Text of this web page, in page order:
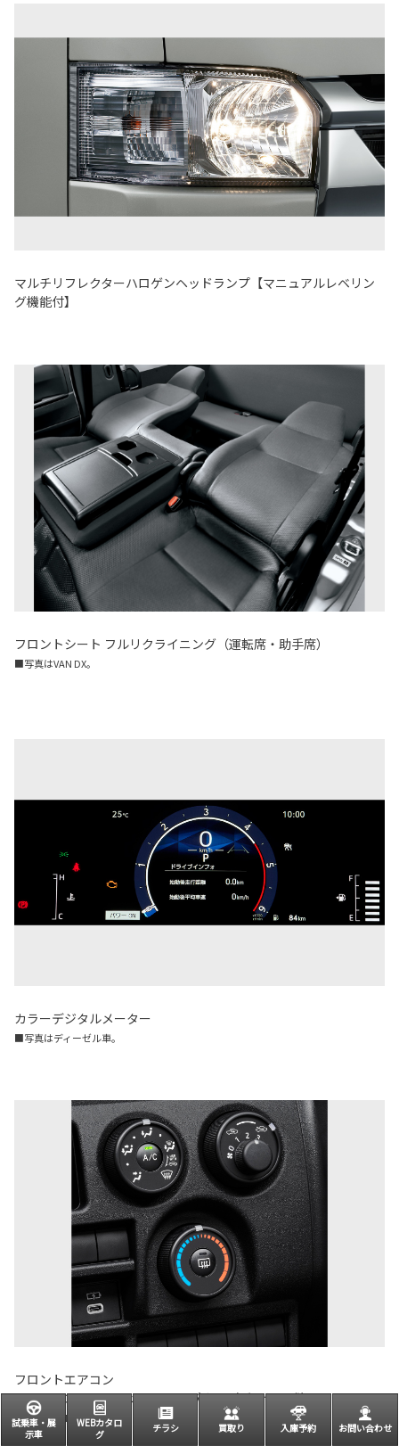
マルチリフレクターハロゲンヘッドランプ【マニュアルレベリン
グ機能付】
フロントシート フルリクライニング（運転席・助手席）
■写真はVAN DX。
カラーデジタルメーター
■写真はディーゼル車。
フロントエアコン
フロントエアコンコントロールパネル（ダイヤル式）
■写真はVAN DX。
試乗車・展
示車
WEBカタロ
グ
チラシ 買取り 入庫予約 お問い合わせ